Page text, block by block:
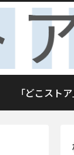
「どこスト